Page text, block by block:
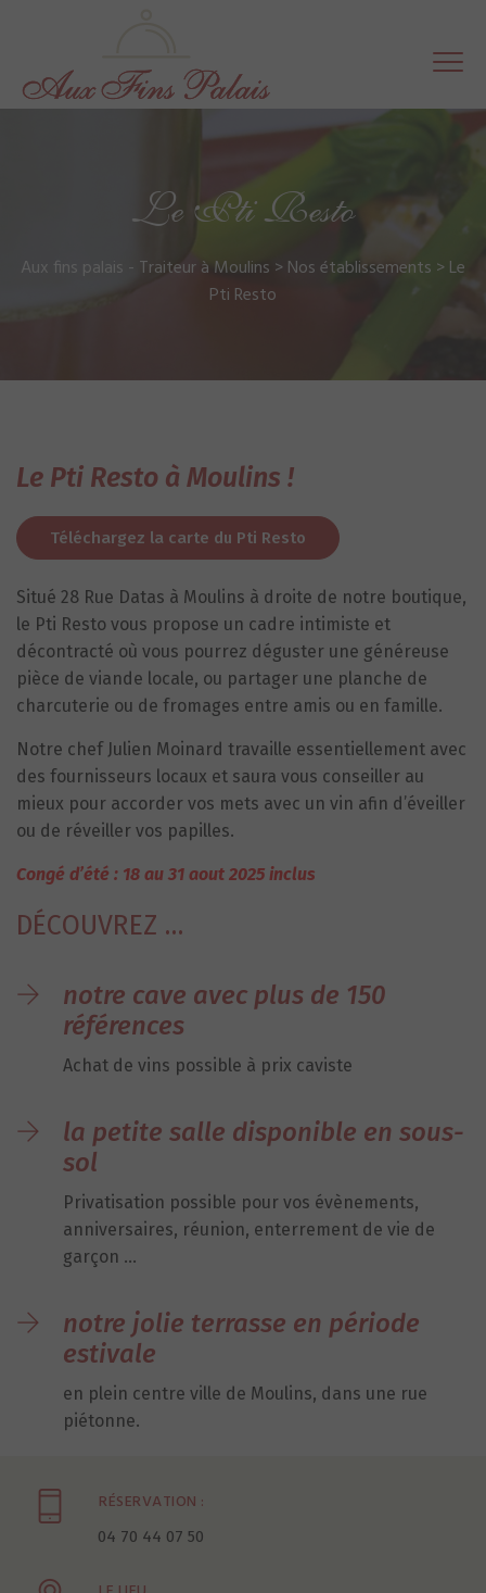
Le Pti Resto
Aux fins palais - Traiteur à Moulins >Nos établissements >Le
Pti Resto
Le Pti Resto à Moulins !
Téléchargez la carte du Pti Resto
Situé 28 Rue Datas à Moulins à droite de notre boutique,
le Pti Resto vous propose un cadre intimiste et
décontracté où vous pourrez déguster une généreuse
pièce de viande locale, ou partager une planche de
charcuterie ou de fromages entre amis ou en famille.
Notre chef Julien Moinard travaille essentiellement avec
des fournisseurs locaux et saura vous conseiller au
mieux pour accorder vos mets avec un vin afin d’éveiller
ou de réveiller vos papilles.
Congé d’été : 18 au 31 aout 2025 inclus
DÉCOUVREZ …
notre cave avec plus de 150
références
Achat de vins possible à prix caviste
la petite salle disponible en sous-
sol
Privatisation possible pour vos évènements,
anniversaires, réunion, enterrement de vie de
garçon …
notre jolie terrasse en période
estivale
en plein centre ville de Moulins, dans une rue
piétonne.
RÉSERVATION :
04 70 44 07 50